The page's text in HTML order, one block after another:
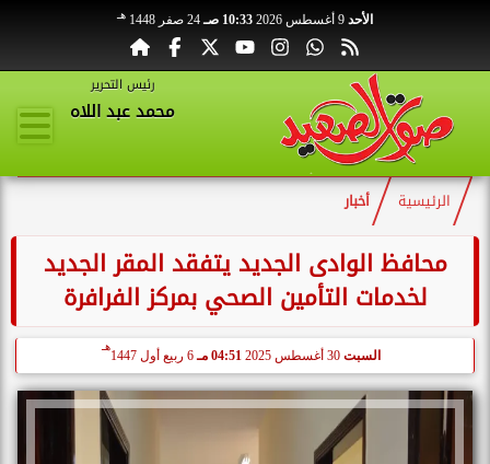
الأحد 10:33 صـ 24 صفر 1448 هـ
رئيس التحرير
محمد عبد اللاه
الرئيسية أخبار
محافظ الوادى الجديد يتفقد المقر الجديد
لخدمات التأمين الصحي بمركز الفرافرة
السبت 30 أغسطس 2025 04:51 مـ 6 ربيع أول 1447
هـ